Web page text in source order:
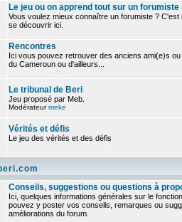
Le jeu ou on apprend tout sur un forumiste
Vous voulez mieux connaître un forumiste ? C'est
se découvrir ici.
Rencontres
Ici vous pouvez retrouver des anciens ami(e)s
du Cameroun ou d'ailleurs...
Le tribunal de Beri
Jeu proposé par Meb.
Modérateurmeke
Vérités et défis
Le jeu des vérités et des défis
Conseils, suggestions ou questions à
Ici, quelques informations générales sur le
pouvez y poster vos conseils, remarques ou
améliorations du forum.